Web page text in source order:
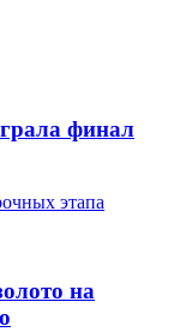
финал
этапа
на